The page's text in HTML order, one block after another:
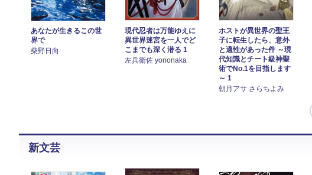
あなたが生きるこの世
界で
柴野日向
現代忍者は万能ゆえに
異世界迷宮を一人でど
こまでも深く潜る 1
左兵衛佐 yononaka
ホストが異世界の聖王
子に転生したら、意外
と適性があった件 ～現
代知識とチート級神聖
術でNo.1を目指します
～ 1
朝月アサ さらちよみ
新文芸